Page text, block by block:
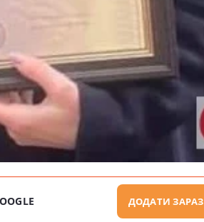
ДОДАТИ ЗАРАЗ